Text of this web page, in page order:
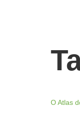
O Atlas